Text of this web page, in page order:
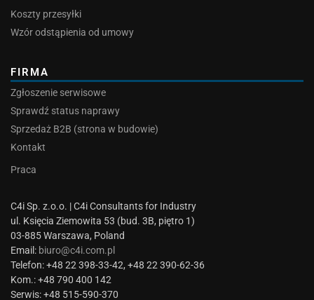
Koszty przesyłki
Wzór odstąpienia od umowy
FIRMA
Zgłoszenie serwisowe
Sprawdź status naprawy
Sprzedaż B2B (strona w budowie)
Kontakt
Praca
C4i Sp. z.o.o. | C4i Consultants for Industry
ul. Księcia Ziemowita 53 (bud. 3B, piętro 1)
03-885 Warszawa, Poland
Email: biuro@c4i.com.pl
Telefon: +48 22 398-33-42, +48 22 390-62-36
Kom.: +48 790 400 142
Serwis: +48 515-590-370